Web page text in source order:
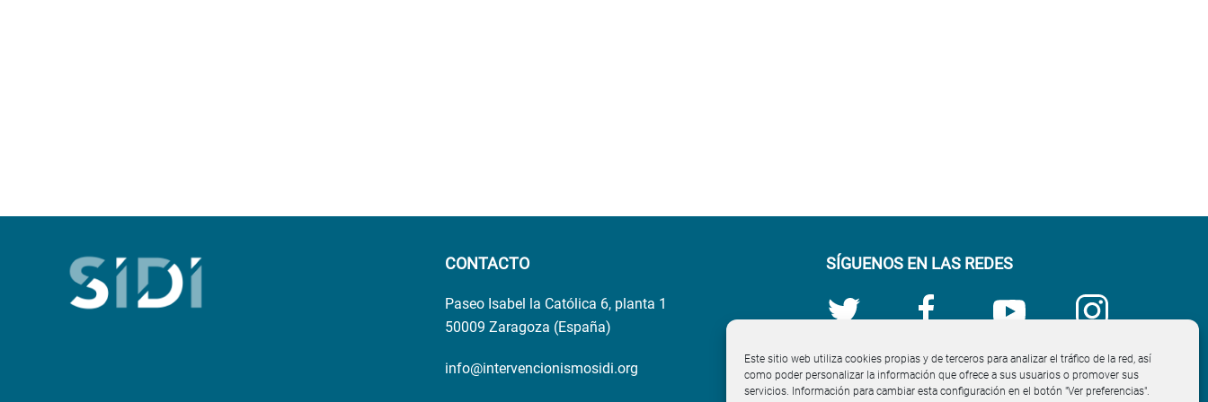
Este sitio web utiliza cookies propias y de terceros para analizar el tráfico de la red, así
como poder personalizar la información que ofrece a sus usuarios o promover sus
servicios. Información para cambiar esta configuración en el botón "Ver preferencias".
CONTACTO
Paseo Isabel la Católica 6, planta 1
50009 Zaragoza (España)
info@intervencionismosidi.org
SÍGUENOS EN LAS REDES